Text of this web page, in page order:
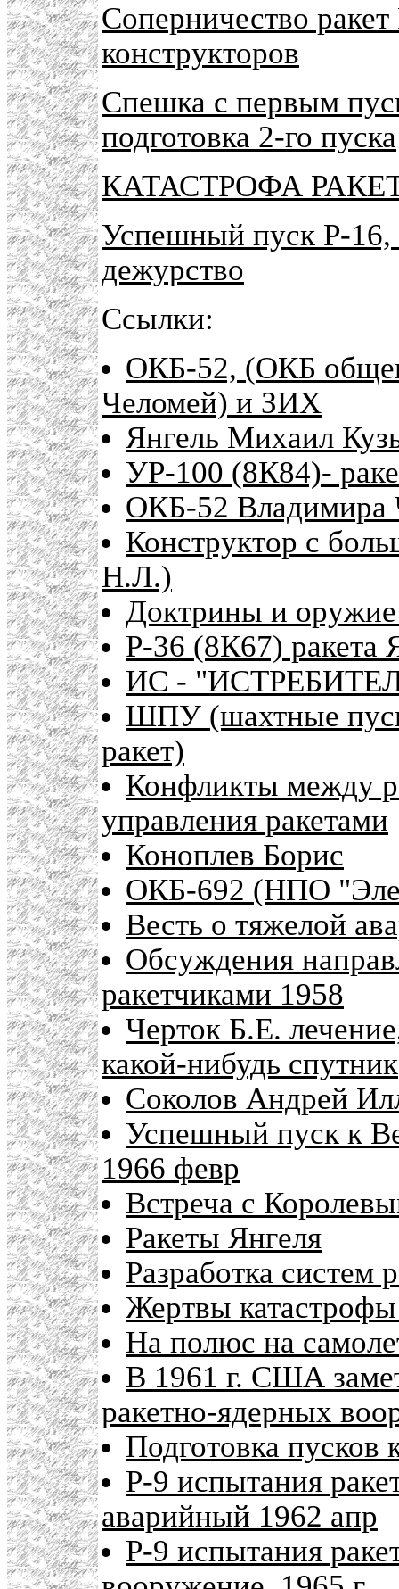
Соперничество
конструкторов
Спешка с первым
подготовка 2-го пуска
КАТАСТРОФА
Успешный пуск Р-16,
дежурство
Ссылки:
ОКБ-52, (ОКБ
Челомей) и ЗИХ
Янгель Михаил
УР-100 (8К84)-
ОКБ-52 Владимира
Конструктор с
Н.Л.)
Доктрины и
Р-36 (8К67) ракета
ИС -
ШПУ (шахтные
ракет)
Конфликты между
управления ракетами
Коноплев Борис
ОКБ-692 (НПО
Весть о тяжелой
Обсуждения
ракетчиками 1958
Черток Б.Е.
какой-нибудь спутник
Соколов Андрей
Успешный пуск к
1966 февр
Встреча с
Ракеты Янгеля
Разработка систем
Жертвы
На полюс на
В 1961 г. США
ракетно-ядерных
Подготовка пусков
Р-9 испытания
аварийный 1962 апр
Р-9 испытания